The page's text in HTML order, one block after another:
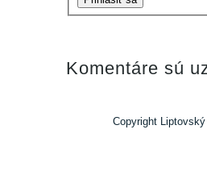
Komentáre sú
Copyright